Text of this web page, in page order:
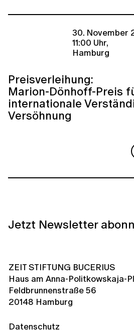
30. November
11:00 Uhr,
Hamburg
Preisverleihung:
Marion-Dönhoff-Preis
internationale
Versöhnung
Jetzt Newsletter
ZEIT STIFTUNG BUCERIUS
Haus am Anna-Politkowskaja-
Feldbrunnenstraße 56
20148 Hamburg
Datenschutz